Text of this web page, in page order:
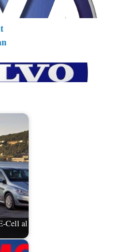
Cell al